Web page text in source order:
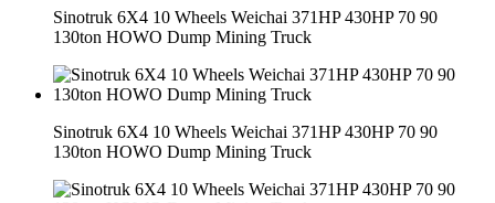
Sinotruk 6X4 10 Wheels Weichai 371HP 430HP 70 90
130ton HOWO Dump Mining Truck
Sinotruk 6X4 10 Wheels Weichai 371HP 430HP 70 90
130ton HOWO Dump Mining Truck